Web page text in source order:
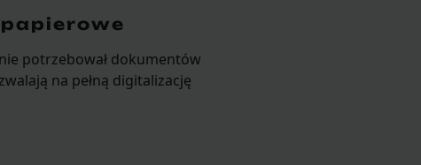
potrzebował dokumentów
na pełną digitalizację